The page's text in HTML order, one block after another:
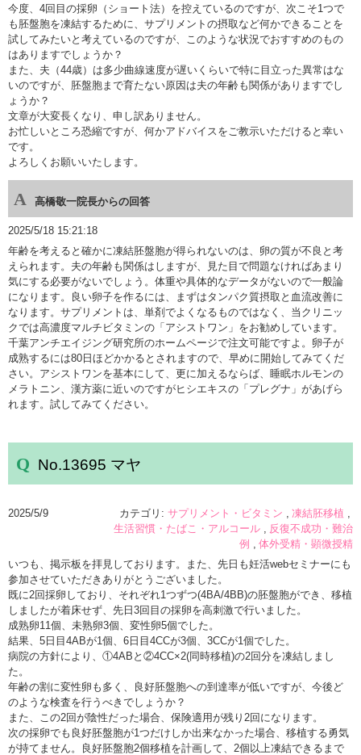
今度、4回目の採卵（ショート法）を控えているのですが、次こそ1つで
も胚盤胞を凍結するために、サプリメントの摂取など何かできることを
試してみたいと考えているのですが、このような状況でおすすめのもの
はありますでしょうか？
また、夫（44歳）は多少曲線速度が遅いくらいで特に目立った異常はな
いのですが、胚盤胞まで育たない原因は夫の年齢も関係がありますでし
ょうか？
文章が大変長くなり、申し訳ありません。
お忙しいところ恐縮ですが、何かアドバイスをご教示いただけると幸い
です。
よろしくお願いいたします。
高橋敬一院長からの回答
2025/5/18 15:21:18
年齢を考えると確かに凍結胚盤胞が得られないのは、卵の質が不良と考
えられます。夫の年齢も関係はしますが、見た目で問題なければあまり
気にする必要がないでしょう。体重や具体的なデータがないので一般論
になります。良い卵子を作るには、まずはタンパク質摂取と血流改善に
なります。サプリメントは、単剤でよくなるものではなく、当クリニッ
クでは高濃度マルチビタミンの「アシストワン」をお勧めしています。
千葉アンチエイジング研究所のホームページで注文可能ですよ。卵子が
成熟するには80日ほどかかるとされますので、早めに開始してみてくだ
さい。アシストワンを基本にして、更に加えるならば、睡眠ホルモンの
メラトニン、漢方薬に近いのですがヒシエキスの「プレグナ」があげら
れます。試してみてください。
No.13695 マヤ
カテゴリ: サプリメント・ビタミン
凍結胚移植
生活習慣・たばこ・アルコール
反復不成功・難治
例
体外受精・顕微授精
2025/5/9
いつも、掲示板を拝見しております。また、先日も妊活webセミナーにも
参加させていただきありがとうございました。
既に2回採卵しており、それぞれ1つずつ(4BA/4BB)の胚盤胞ができ、移植
しましたが着床せず、先日3回目の採卵を高刺激で行いました。
成熟卵11個、未熟卵3個、変性卵5個でした。
結果、5日目4ABが1個、6日目4CCが3個、3CCが1個でした。
病院の方針により、①4ABと②4CC×2(同時移植)の2回分を凍結しまし
た。
年齢の割に変性卵も多く、良好胚盤胞への到達率が低いですが、今後ど
のような検査を行うべきでしょうか？
また、この2回が陰性だった場合、保険適用が残り2回になります。
次の採卵でも良好胚盤胞が1つだけしか出来なかった場合、移植する勇気
が持てません。良好胚盤胞2個移植を計画して、2個以上凍結できるまで